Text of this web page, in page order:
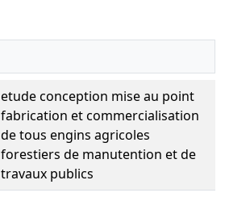
etude conception mise au point
fabrication et commercialisation
de tous engins agricoles
forestiers de manutention et de
travaux publics